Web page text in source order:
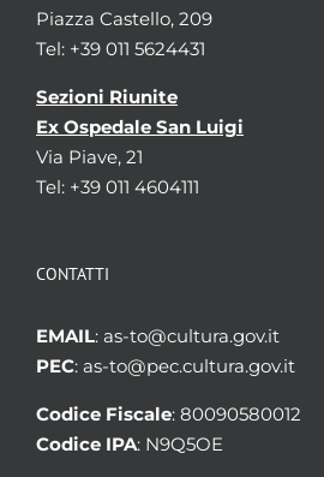
Piazza Castello, 209
Tel: +39 011 5624431
Sezioni Riunite
Ex Ospedale San Luigi
Via Piave, 21
Tel: +39 011 4604111
CONTATTI
EMAIL: as-to@cultura.gov.it
PEC: as-to@pec.cultura.gov.it
Codice Fiscale: 80090580012
Codice IPA: N9Q5OE